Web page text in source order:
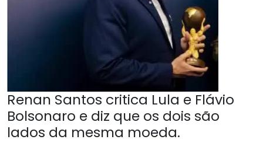
Renan Santos critica Lula e Flávio
Bolsonaro e diz que os dois são
lados da mesma moeda.